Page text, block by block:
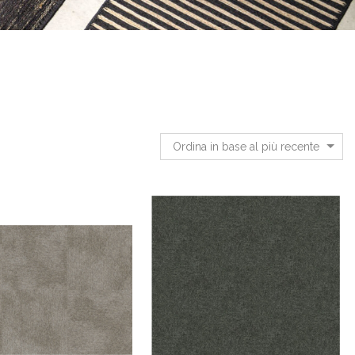
Ordina in base al più recente